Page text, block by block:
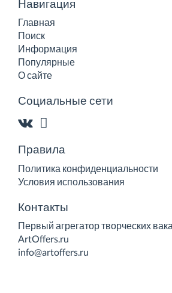
Навигация
Главная
Поиск
Информация
Популярные
О сайте
Социальные сети
Правила
Политика конфиденциальности
Условия использования
Контакты
Первый агрегатор творческих
ArtOffers.ru
info@artoffers.ru